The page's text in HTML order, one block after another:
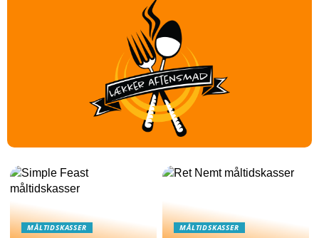
MÅLTIDSKASSER MÅLTIDSKASSER